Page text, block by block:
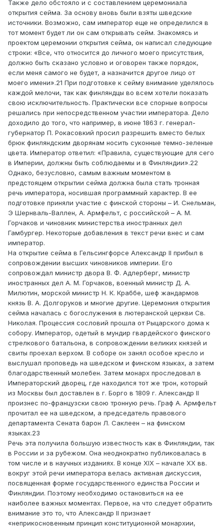
Также дело обстояло и с составлением церемониала
открытия сейма. За основу вновь были взяты шведские
источники. Возможно, сам император еще не определился в
тот момент будет ли он сам открывать сейм. Знакомясь и
проектом церемонии открытия сейма, он написал следующие
строки: «Все, что относится до личного моего присутствия,
должно быть сказано условно и оговорен также порядок,
если меня самого не будет, а назначится другое лицо от
моего имени».21 При подготовке к сейму внимание уделялось
каждой мелочи, так как финляндцы во всем хотели показать
свою исключительность. Практически все спорные вопросы
решались при непосредственном участии императора. Дело
доходило до того, что например, в июне 1863 г. генерал-
губернатор П. Рокасовкий просил разрешить вместо белых
брюк финляндским дворянам носить суконные темно-зеленые
цвета. Император ответил: «Правила, существующие для сего
в Империи, должны быть соблюдаемы и в Финляндии».22
Однако, безусловно, самым важным моментом в
предстоящем открытии сейма должна была стать тронная
речь императора, носившая программный характер. В ее
подготовке приняли участие с финской стороны – И. Снельман,
Э Шернваль-Валлен, А. Армфельт, с российской – А. М.
Горчаков и чиновник министерства иностранных дел
Гамбургер. Некоторые добавления в текст речи внес и сам
император.
На открытие сейма в Гельсингфорсе Александр II прибыл в
сопровождении высших чиновников империи. Его
сопровождал министр двора В. Ф. Адлерберг, министр
иностранных дел А. М. Горчаков, военный министр Д. А.
Милютин, морской министр Н. К. Краббе, шеф жандармов
князь В. А. Долгоруков и многие другие. Церемония открытия
сейма началась с богослужения в лютеранской церкви Св.
Николая. Процессия сословий прошла от Рыцарского дома к
собору. Император, одетый в мундир гвардейского финского
стрелкового батальона, в сопровождении великих князей и
свиты проехал верхом. В соборе он занял особое кресло и
выслушал проповедь на шведском и финском языках, а затем
благодарственный молебен. Затем монарх проследовал в
Императорский дворец, где находился тот же трон, который
из Москвы был доставлен в г. Борго в 1809 г. Александр II
произнес по-французски свою тронную речь. Граф А. Армфельт
прочитал ее на шведском, а председатель правового
департамента Сената барон Л. Саклеен – на финском
языках.23
Речь эта получила большую известность как в Финляндии, так
в России и за рубежом. Она неоднократно публиковалась в
том числе и в научных изданиях. В конце XIX – начале XX вв.
вокруг этой речи императора велась активная дискуссия,
посвященная форме государственного единства России и
Финляндии. Поэтому необходимо остановиться на ее
наиболее важных моментах. Первое, на что следует обратить
внимание это то, что Александр II признает
«неприкосновенным принцип конституционной монархии,